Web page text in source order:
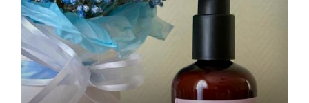
выреза декольте. Но в этом году что-то пошло
не так, и моя прогулка по Арбату,
представлявшаяся совсем безобидной,...